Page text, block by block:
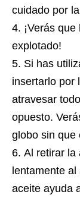
cuidado por
¡Verás
explotado!
Si has
insertarlo por
atravesar
opuesto.
globo sin que
Al retirar la
lentamente
aceite ayuda